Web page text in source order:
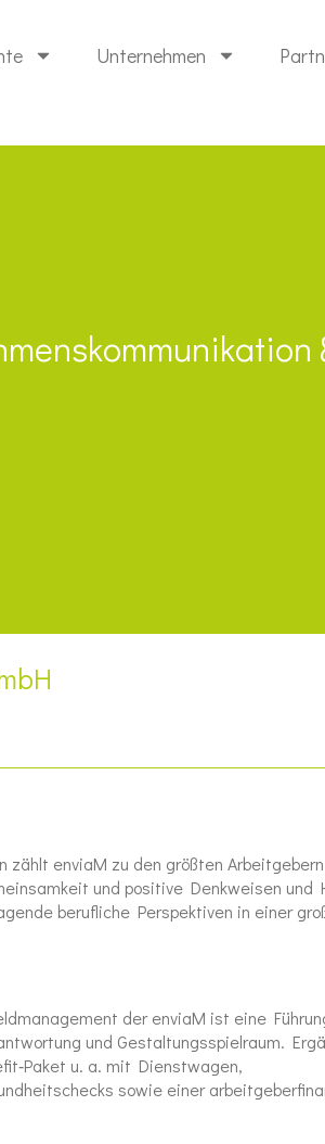
Unternehmen
enviaM zu den größten
und positive Denkweisen und
berufliche Perspektiven in einer
der enviaM ist eine
und Gestaltungsspielraum.
u. a. mit Dienstwagen,
sowie einer